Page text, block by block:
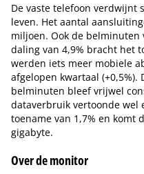
De vaste telefoon verdwijnt
leven. Het aantal
miljoen. Ook de belminuten
daling van 4,9% bracht het
werden iets meer mobiele
afgelopen kwartaal (+0,5%).
belminuten bleef vrijwel
dataverbruik vertoonde wel
toename van 1,7% en komt
gigabyte.
Over de monitor